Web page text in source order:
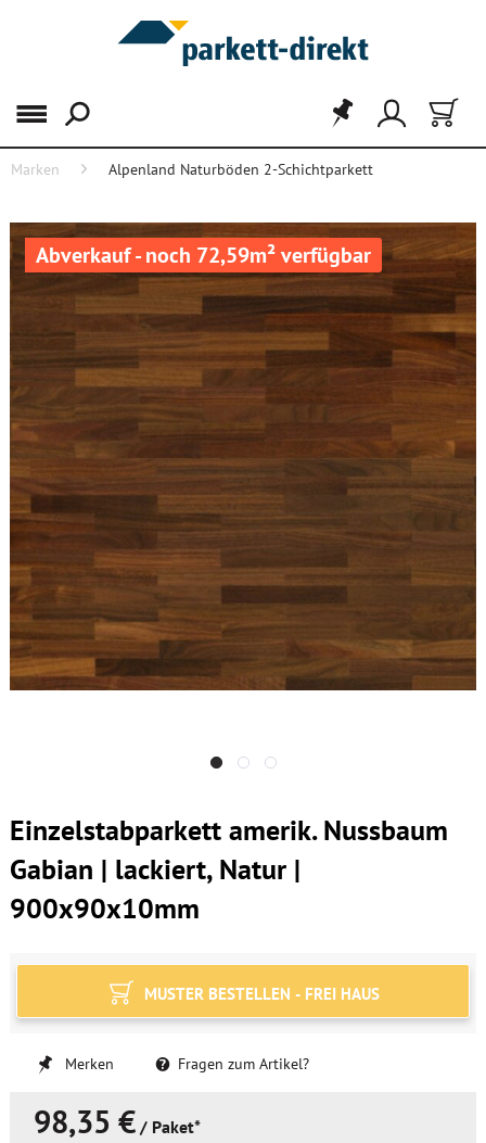
Menü
Marken Alpenland Naturböden 2-Schichtparkett
Abverkauf - noch 72,59m² verfügbar
Einzelstabparkett amerik. Nussbaum
Gabian | lackiert, Natur |
900x90x10mm
MUSTER BESTELLEN - FREI HAUS
Merken Fragen zum Artikel?
98,35 € / Paket*